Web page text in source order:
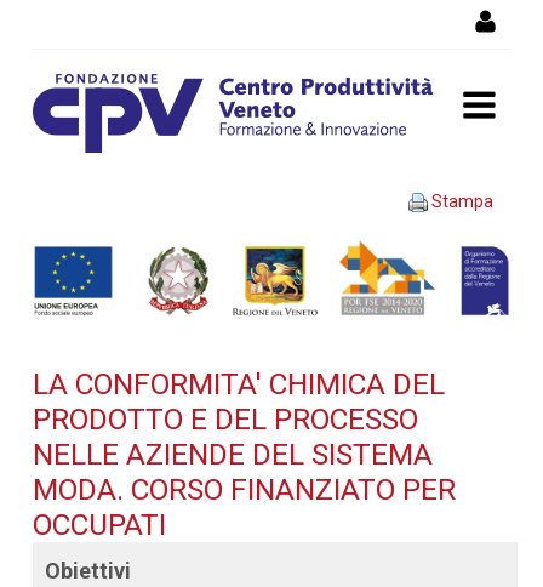
LA CONFORMITA' CHIMICA
DEL PRODOTTO E DEL
PROCESSO NELLE AZIENDE
finanziato per occupati -
Dettaglio corso di
formazione
Stampa
LA CONFORMITA' CHIMICA DEL
PRODOTTO E DEL PROCESSO
NELLE AZIENDE DEL SISTEMA
MODA. CORSO FINANZIATO PER
OCCUPATI
Obiettivi